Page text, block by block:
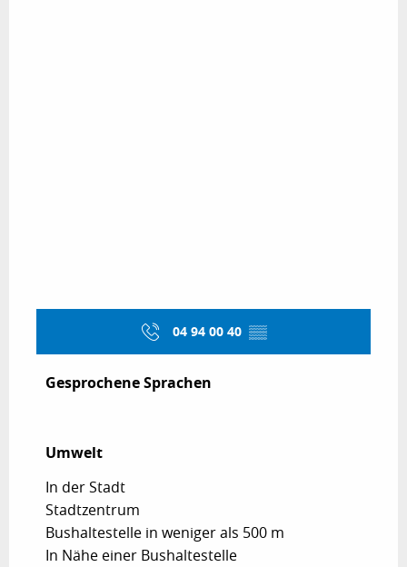
04 94 00 40 ▒▒
Gesprochene Sprachen
Gesprochene Sprachen
Umwelt
Umwelt
In der Stadt
Stadtzentrum
Bushaltestelle in weniger als 500 m
In Nähe einer Bushaltestelle